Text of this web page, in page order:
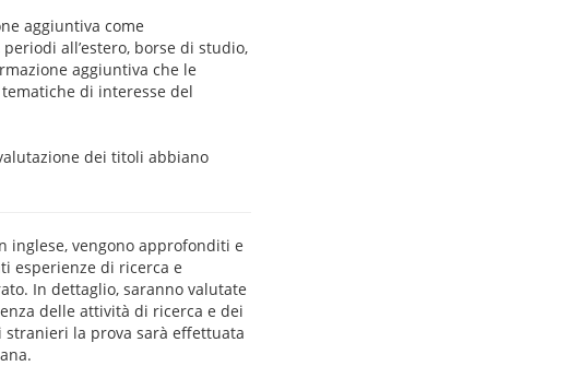
aggiuntiva come
all’estero, borse di studio,
aggiuntiva che le
di interesse del
dei titoli abbiano
inglese, vengono approfonditi e
esperienze di ricerca e
In dettaglio, saranno valutate
delle attività di ricerca e dei
la prova sarà effettuata